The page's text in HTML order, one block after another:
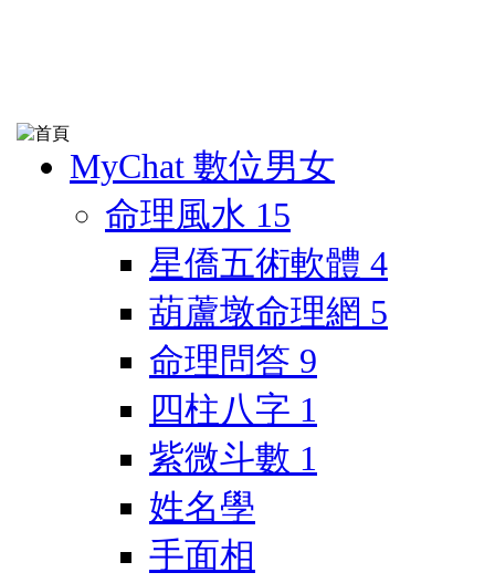
MyChat 數位男女
命理風水 15
星僑五術軟體 4
葫蘆墩命理網 5
命理問答 9
四柱八字 1
紫微斗數 1
姓名學
手面相